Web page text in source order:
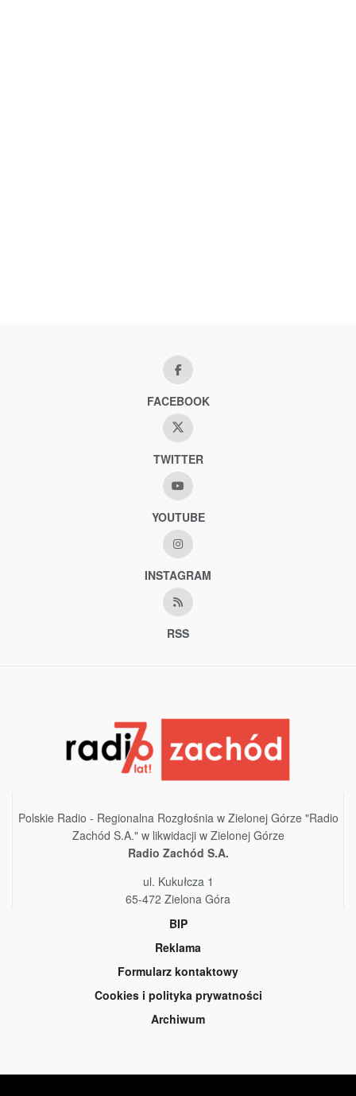
FACEBOOK
TWITTER
YOUTUBE
INSTAGRAM
RSS
Polskie Radio - Regionalna Rozgłośnia w Zielonej Górze "Radio
Zachód S.A." w likwidacji w Zielonej Górze
Radio Zachód S.A.
ul. Kukułcza 1
65-472 Zielona Góra
BIP
Reklama
Formularz kontaktowy
Cookies i polityka prywatności
Archiwum